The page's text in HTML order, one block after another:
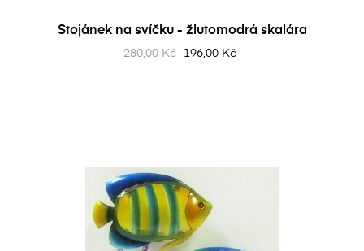
Stojánek na svíčku - žlutomodrá skalára
280,00 Kč 196,00 Kč